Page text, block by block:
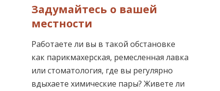
Задумайтесь о вашей
местности
Работаете ли вы в такой обстановке
как парикмахерская, ремесленная лавка
или стоматология, где вы регулярно
вдыхаете химические пары? Живете ли